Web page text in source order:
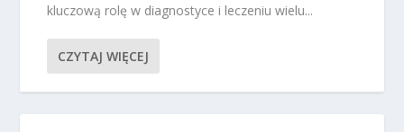
kluczową rolę w diagnostyce i leczeniu wielu...
CZYTAJ WIĘCEJ